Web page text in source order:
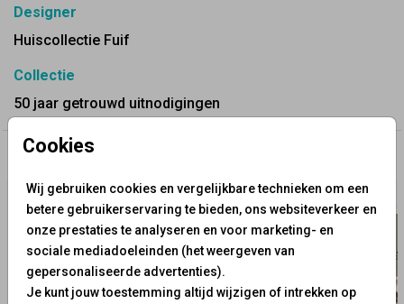
Cookies
Wij gebruiken cookies en vergelijkbare technieken om een
betere gebruikerservaring te bieden, ons websiteverkeer en
onze prestaties te analyseren en voor marketing- en
sociale mediadoeleinden (het weergeven van
gepersonaliseerde advertenties).
Je kunt jouw toestemming altijd wijzigen of intrekken op
Designer
Huiscollectie Fuif
Collectie
50 jaar getrouwd uitnodigingen